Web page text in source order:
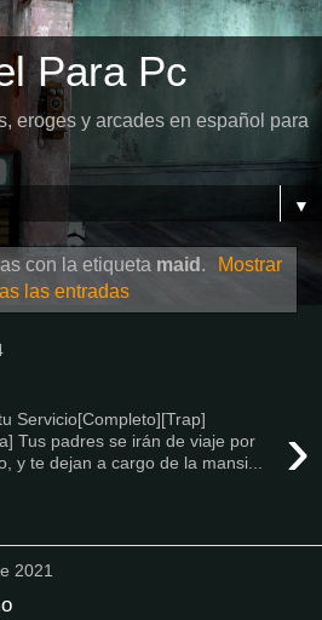
Para Pc
eroges y arcades en español para
▼
con la etiqueta maid .
Mostrar
las entradas
›
Tus padres se irán de viaje por
y te dejan a cargo de la mansi...
2021